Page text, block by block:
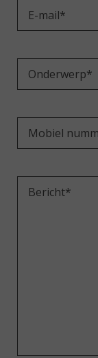
Onderwerp*
Mobiel
Bericht*